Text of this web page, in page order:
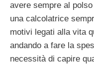
avere sempre al
una calcolatrice
motivi legati alla vita
andando a fare la
necessità di capire